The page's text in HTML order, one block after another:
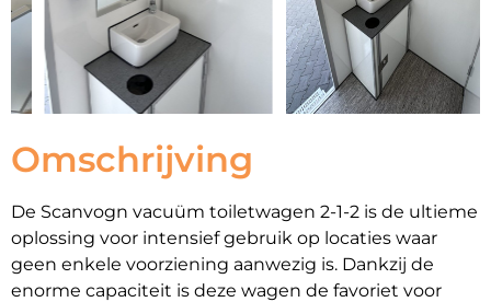
Omschrijving
De Scanvogn vacuüm toiletwagen 2-1-2 is de ultieme
oplossing voor intensief gebruik op locaties waar
geen enkele voorziening aanwezig is. Dankzij de
enorme capaciteit is deze wagen de favoriet voor